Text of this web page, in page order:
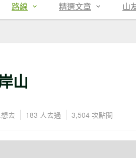
路線 精選文章 山
山
去 183 人去過 3,504 次點閱